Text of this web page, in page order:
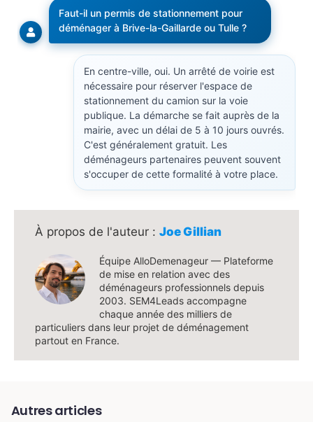
Faut-il un permis de stationnement pour
déménager à Brive-la-Gaillarde ou Tulle ?
En centre-ville, oui. Un arrêté de voirie est
nécessaire pour réserver l'espace de
stationnement du camion sur la voie
publique. La démarche se fait auprès de la
mairie, avec un délai de 5 à 10 jours ouvrés.
C'est généralement gratuit. Les
déménageurs partenaires peuvent souvent
s'occuper de cette formalité à votre place.
Joe Gillian
Équipe AlloDemenageur — Plateforme
de mise en relation avec des
déménageurs professionnels depuis
2003. SEM4Leads accompagne
chaque année des milliers de
particuliers dans leur projet de déménagement
partout en France.
Autres articles